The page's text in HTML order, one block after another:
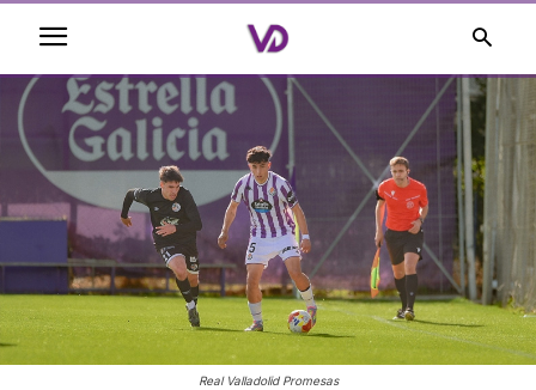
Real Valladolid Promesas